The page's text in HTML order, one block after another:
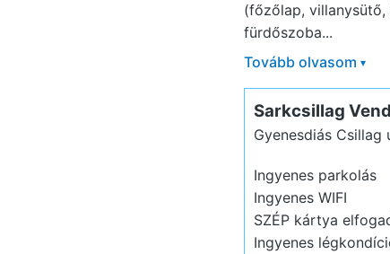
(főzőlap,
fürdőszoba...
Tovább olvasom ▾
Sarkcsillag
Gyenesdiás Csillag
Ingyenes parkolás
Ingyenes WIFI
SZÉP kártya
Ingyenes